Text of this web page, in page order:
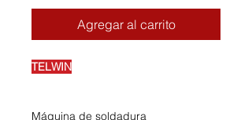
Agregar al carrito
TELWIN
Máquina de soldadura